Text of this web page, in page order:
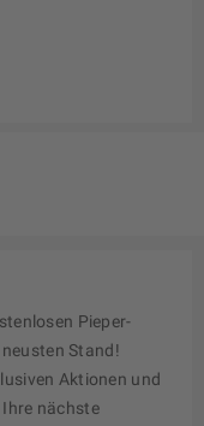
Pieper-
Stand!
Aktionen und
Ihre nächste